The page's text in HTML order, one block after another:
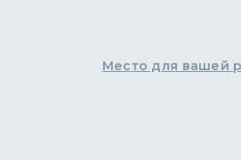
Место для вашей